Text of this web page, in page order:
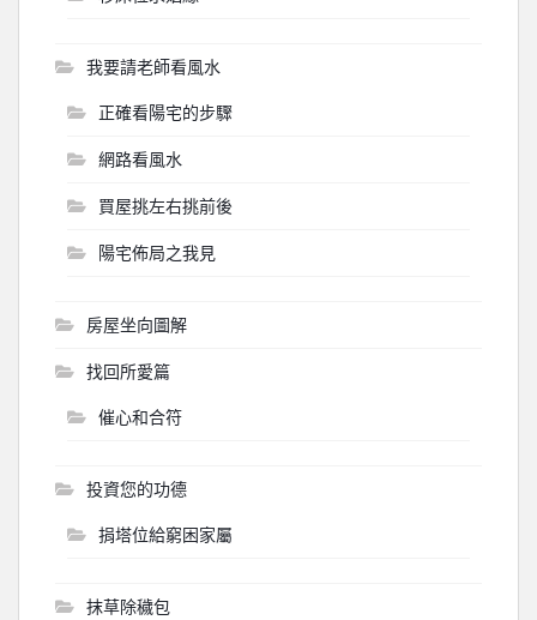
我要請老師看風水
正確看陽宅的步驟
網路看風水
買屋挑左右挑前後
陽宅佈局之我見
房屋坐向圖解
找回所愛篇
催心和合符
投資您的功德
捐塔位給窮困家屬
抹草除穢包